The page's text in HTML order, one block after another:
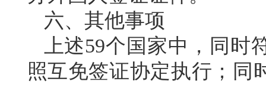
六、其他事项
上述59个国家中，同
照互免签证协定执行；同